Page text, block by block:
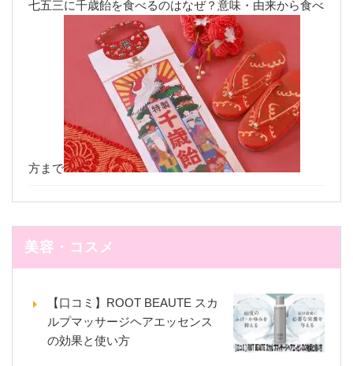
七五三に千歳飴を食べるのはなぜ？意味・由来から食べ
方まで
美容・コスメ
【口コミ】ROOT BEAUTE スカ
ルプマッサージヘアエッセンス
の効果と使い方